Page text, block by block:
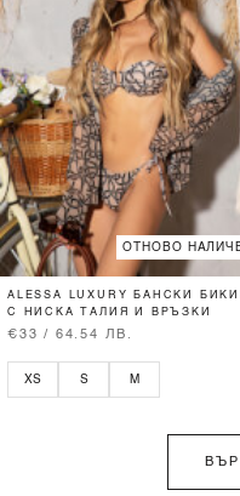
ОТНОВО
ALESSA LUXURY БАНСКИ
С НИСКА ТАЛИЯ И ВРЪЗКИ
€33 / 64.54 ЛВ.
XS S M